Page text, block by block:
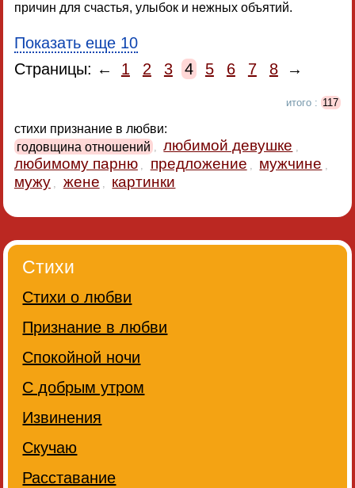
причин для счастья, улыбок и нежных объятий.
Показать еще 10
Страницы: ←
1 2 3 4 5 6 7 8 →
итого : 117
стихи признание в любви:
годовщина отношений , любимой девушке ,
любимому парню , предложение , мужчине ,
мужу , жене , картинки
Стихи
Стихи о любви
Признание в любви
Спокойной ночи
С добрым утром
Извинения
Скучаю
Расставание